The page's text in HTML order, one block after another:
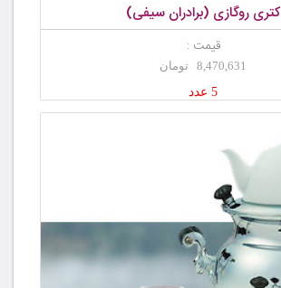
کتری روگازی (برادران سیفی)
قیمت :
8,470,631 تومان
5 عدد